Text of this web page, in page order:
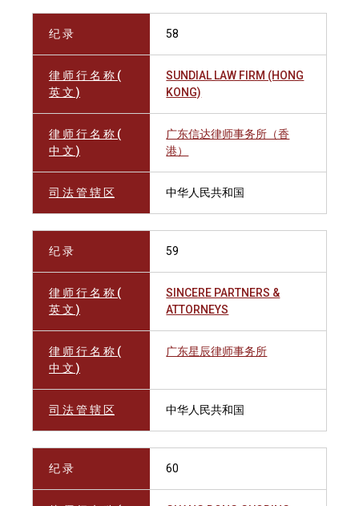
纪 录 58
律 师 行 名 称 (
英 文 )
SUNDIAL LAW FIRM (HONG
KONG)
律 师 行 名 称 (
中 文 )
广东信达律师事务所（香
港）
司 法 管 辖 区 中华人民共和国
纪 录 59
律 师 行 名 称 (
英 文 )
SINCERE PARTNERS &
ATTORNEYS
律 师 行 名 称 (
中 文 )
广东星辰律师事务所
司 法 管 辖 区 中华人民共和国
纪 录 60